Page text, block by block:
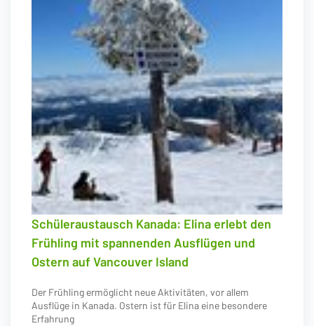
Schüleraustausch Kanada: Elina erlebt den
Frühling mit spannenden Ausflügen und
Ostern auf Vancouver Island
Der Frühling ermöglicht neue Aktivitäten, vor allem
Ausflüge in Kanada. Ostern ist für Elina eine besondere
Erfahrung